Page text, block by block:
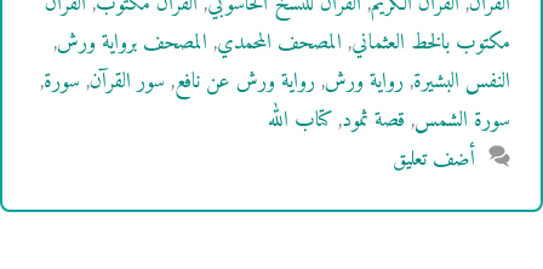
مكتوب بالخط العثماني,المصحف المحمدي,المصحف برواية ورش,
النفس البشيرة,رواية ورش,رواية ورش عن نافع,سور القرآن,سورة,
سورة الشمس,قصة ثمود,كتاب الله
أضف تعليق